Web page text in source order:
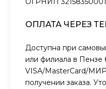
ОПЛАТА ЧЕРЕЗ
Доступна при
или филиала в Пензе
VISA/MasterCard/
получении заказа.